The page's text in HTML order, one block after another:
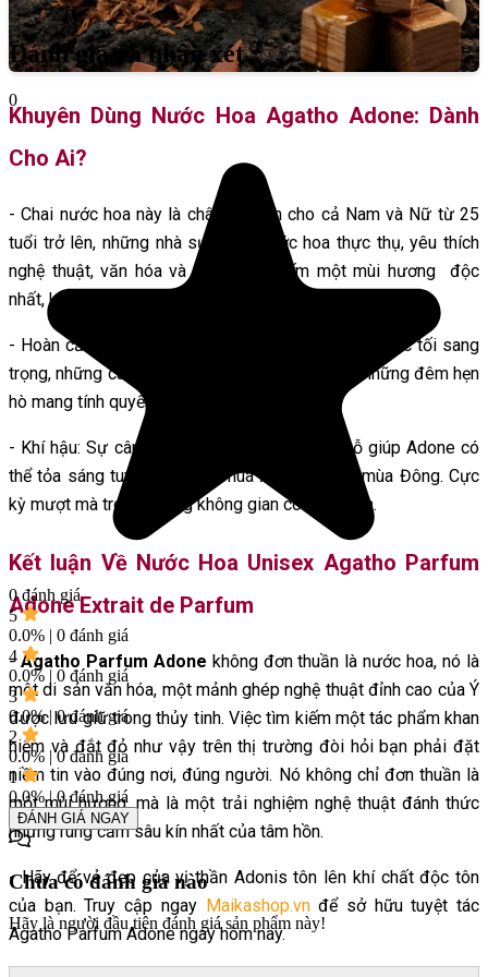
Khuyên Dùng Nước Hoa Agatho Adone: Dành
Cho Ai?
- Chai nước hoa này là chân ái dành cho cả Nam và Nữ từ 25
tuổi trở lên, những nhà sưu tầm nước hoa thực thụ, yêu thích
nghệ thuật, văn hóa và muốn tìm kiếm một mùi hương độc
nhất, không thể bị nhầm lẫn.
- Hoàn cảnh: Tuyệt đỉnh cho những dịp đặc biệt: Tiệc tối sang
trọng, những cuộc gặp gỡ đối tác cấp cao, hay những đêm hẹn
hò mang tính quyết định.
- Khí hậu: Sự cân bằng của hoa, trái cây và gỗ giúp Adone có
thể tỏa sáng tuyệt đẹp vào mùa Xuân, Thu và mùa Đông. Cực
kỳ mượt mà trong những không gian có máy lạnh.
Kết luận Về Nước Hoa Unisex Agatho Parfum
Adone Extrait de Parfum
-Agatho Parfum Adone không đơn thuần là nước hoa, nó là
một di sản văn hóa, một mảnh ghép nghệ thuật đỉnh cao của Ý
được lưu giữ trong thủy tinh. Việc tìm kiếm một tác phẩm khan
hiếm và đắt đỏ như vậy trên thị trường đòi hỏi bạn phải đặt
niềm tin vào đúng nơi, đúng người. Nó không chỉ đơn thuần là
một mùi hương, mà là một trải nghiệm nghệ thuật đánh thức
những rung cảm sâu kín nhất của tâm hồn.
- Hãy để vẻ đẹp của vị thần Adonis tôn lên khí chất độc tôn
của bạn. Truy cập ngay Maikashop.vnđể sở hữu tuyệt tác
Agatho Parfum Adone ngay hôm nay.
Đánh giá và nhận xét
0
0 đánh giá
5
0.0% | 0 đánh giá
4
0.0% | 0 đánh giá
3
0.0% | 0 đánh giá
2
0.0% | 0 đánh giá
1
0.0% | 0 đánh giá
ĐÁNH GIÁ NGAY
Chưa có đánh giá nào
Hãy là người đầu tiên đánh giá sản phẩm này!